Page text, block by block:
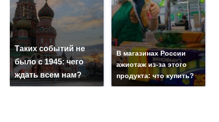
Таких событий не
было с 1945: чего
ждать всем нам?
В магазинах России
ажиотаж из-за этого
продукта: что купить?